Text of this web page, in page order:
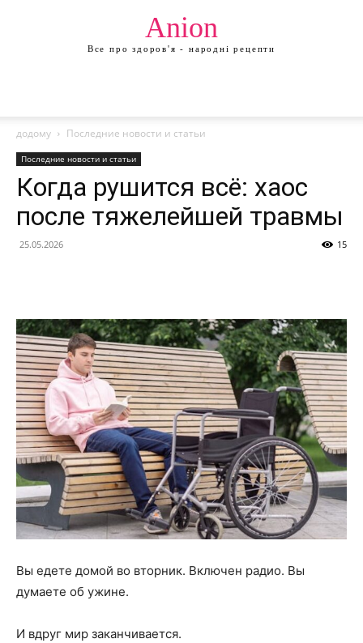
Anion
Все про здоров'я - народні рецепти
додому Последние новости и статьи
Последние новости и статьи
Когда рушится всё: хаос
после тяжелейшей травмы
25.05.2026 15
Вы едете домой во вторник. Включен радио. Вы
думаете об ужине.
И вдруг мир заканчивается.